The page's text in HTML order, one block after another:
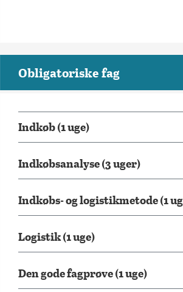
Obligatoriske fag
Indkøb (1 uge)
Indkøbsanalyse (3 uger)
Indkøbs- og logistikmetode (1
Logistik (1 uge)
Den gode fagprøve (1 uge)